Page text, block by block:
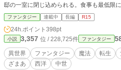
邸の一室に閉じ込められる。食事も最低限
を願われているらしい。 餓死寸前に追い込
を決意する。
ファンタジー 連載中 長編 R15
24h.ポイント 398pt
小説 3,357 位 / 228,725件 ファンタジー
異世界 ファンタジー 魔法 転生
ざまあ
西洋 中世